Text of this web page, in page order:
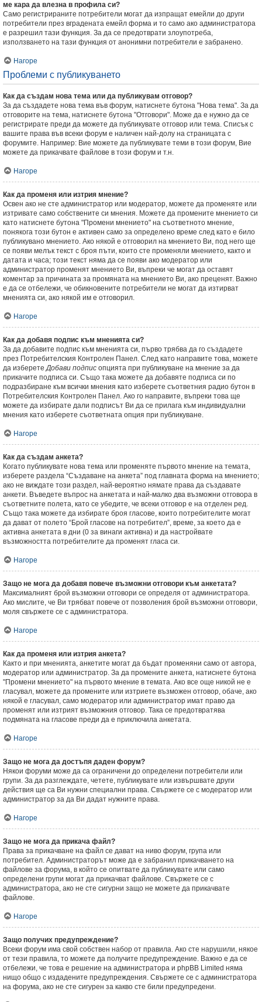
ме кара да влезна в профила си?
Само регистрираните потребители могат да изпращат емейли до други
потребители през вградената емейл форма и то само ако администратора
е разрешил тази функция. За да се предотврати злоупотреба,
използването на тази функция от анонимни потребители е забранено.
Нагоре
Проблеми с публикуването
Как да създам нова тема или да публикувам отговор?
За да създадете нова тема във форум, натиснете бутона "Нова тема". За да
отговорите на тема, натиснете бутона "Отговори". Може да е нужно да се
регистрирате преди да можете да публикувате отговор или тема. Списък с
вашите права във всеки форум е наличен най-долу на страницата с
форумите. Например: Вие можете да публикувате теми в този форум, Вие
можете да прикачвате файлове в този форум и т.н.
Нагоре
Как да променя или изтрия мнение?
Освен ако не сте администратор или модератор, можете да променяте или
изтривате само собствените си мнения. Можете да промените мнението си
като натиснете бутона "Промени мнението" на съответното мнение,
понякога този бутон е активен само за определено време след като е било
публикувано мнението. Ако някой е отговорил на мнението Ви, под него ще
се появи мелък текст с броя пъти, които сте променяли мнението, както и
датата и часа; този текст няма да се появи ако модератор или
администратор променят мнението Ви, въпреки че могат да оставят
коментар за причината за промяната на мнението Ви, ако преценят. Важно
е да се отбележи, че обикновените потребители не могат да изтирват
мненията си, ако някой им е отговорил.
Нагоре
Как да добавя подпис към мненията си?
За да добавите подпис към мненията си, първо трябва да го създадете
през Потребителския Контролен Панел. След като направите това, можете
да изберетеДобави подпис опцията при публикуване на мнение за да
прикачите подписа си. Също така можете да добавяте подписа си по
подразбиране към всички мнения като изберете съответния радио бутон в
Потребителския Контролен Панел. Ако го направите, въпреки това ще
можете да избирате дали подписът Ви да се прилага към индивидуални
мнения като изберете съответната опция при публикуване.
Нагоре
Как да създам анкета?
Когато публикувате нова тема или променяте първото мнение на темата,
изберете раздела “Създаване на анкета” под главната форма на мнението;
ако не виждате този раздел, най-вероятно нямате права да създавате
анкети. Въведете въпрос на анкетата и най-малко два възможни отговора в
съответните полета, като се убедите, че всеки отговор е на отделен ред.
Също така можете да избирате броя гласове, които потребителите могат
да дават от полето “Брой гласове на потребител”, време, за което да е
активна анкетата в дни (0 за винаги активна) и да настройвате
възможността потребителите да променят гласа си.
Нагоре
Защо не мога да добавя повече възможни отговори към анкетата?
Максималният брой възможни отговори се определя от администратора.
Ако мислите, че Ви трябват повече от позволения брой възможни отговори,
моля свържете се с администратора.
Нагоре
Как да променя или изтрия анкета?
Както и при мненията, анкетите могат да бъдат променяни само от автора,
модератор или администратор. За да промените анкета, натиснете бутона
"Промени мнението" на първото мнение в темата. Ако все още никой не е
гласувал, можете да промените или изтриете възможен отговор, обаче, ако
някой е гласувал, само модератор или администратор имат право да
променят или изтрият възможния отговор. Така се предотвратява
подмяната на гласове преди да е приключила анкетата.
Нагоре
Защо не мога да достъпя даден форум?
Някои форуми може да са ограничени до определени потребители или
групи. За да разглеждате, четете, публикувате или извършвате други
действия ще са Ви нужни специални права. Свържете се с модератор или
администратор за да Ви дадат нужните права.
Нагоре
Защо не мога да прикача файл?
Права за прикачване на файл се дават на ниво форум, група или
потребител. Администраторът може да е забранил прикачването на
файлове за форума, в който се опитвате да публикувате или само
определени групи могат да прикачват файлове. Свържете се с
администратора, ако не сте сигурни защо не можете да прикачвате
файлове.
Нагоре
Защо получих предупреждение?
Всеки форум има свой собствен набор от правила. Ако сте нарушили, някое
от тези правила, то можете да получите предупреждение. Важно е да се
отбележи, че това е решение на администратора и phpBB Limited няма
нищо общо с издадените предупреждения. Свържете се с администратора
на форума, ако не сте сигурен за какво сте били предупредени.